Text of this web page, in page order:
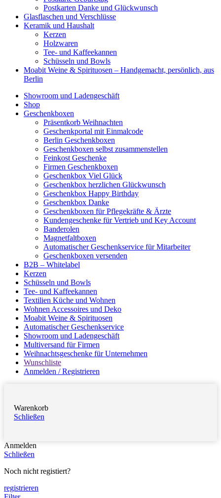
Postkarten Danke und Glückwunsch
Glasflaschen und Verschlüsse
Keramik und Haushalt
Kerzen
Holzwaren
Tee- und Kaffeekannen
Schüsseln und Bowls
Moabit Weine & Spirituosen – Handgemacht, persönlich, aus
Berlin
Showroom und Ladengeschäft
Shop
Geschenkboxen
Präsentkorb Weihnachten
Geschenkportal mit Einmalcode
Berlin Geschenkboxen
Geschenkboxen selbst zusammenstellen
Feinkost Geschenke
Firmen Geschenkboxen
Geschenkbox Viel Glück
Geschenkbox herzlichen Glückwunsch
Geschenkbox Happy Birthday
Geschenkbox Danke
Geschenkboxen für Pflegekräfte & Ärzte
Kundengeschenke für Vertrieb und Key Account
Banderolen
Magnetfaltboxen
Automatischer Geschenkservice für Mitarbeiter
Geschenkboxen versenden
B2B – Whitelabel
Kerzen
Schüsseln und Bowls
Tee- und Kaffeekannen
Textilien Küche und Wohnen
Wohnen Accessoires und Deko
Moabit Weine & Spirituosen
Automatischer Geschenkservice
Showroom und Ladengeschäft
Multiversand für Firmen
Weihnachtsgeschenke für Unternehmen
Wunschliste
Anmelden / Registrieren
Warenkorb
Schließen
Anmelden
Schließen
Noch nicht registiert?
registrieren